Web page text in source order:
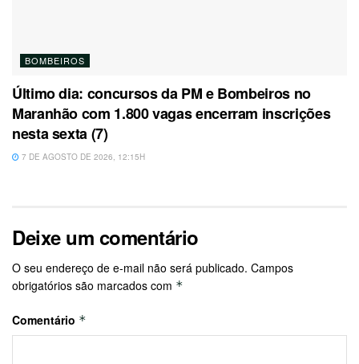
BOMBEIROS
Último dia: concursos da PM e Bombeiros no
Maranhão com 1.800 vagas encerram inscrições
nesta sexta (7)
7 DE AGOSTO DE 2026, 12:15H
Deixe um comentário
O seu endereço de e-mail não será publicado. Campos
obrigatórios são marcados com *
Comentário *